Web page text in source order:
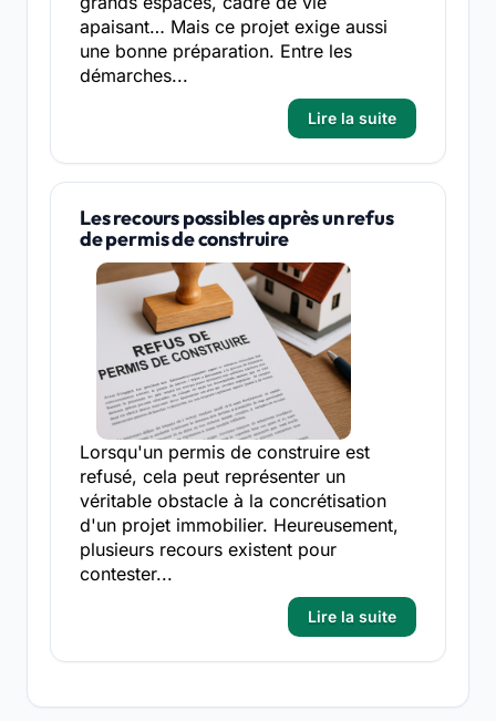
apaisant… Mais ce projet exige aussi
une bonne préparation. Entre les
démarches...
Lire la suite
Les recours possibles après un refus
de permis de construire
Lorsqu'un permis de construire est
refusé, cela peut représenter un
véritable obstacle à la concrétisation
d'un projet immobilier. Heureusement,
plusieurs recours existent pour
contester...
Lire la suite